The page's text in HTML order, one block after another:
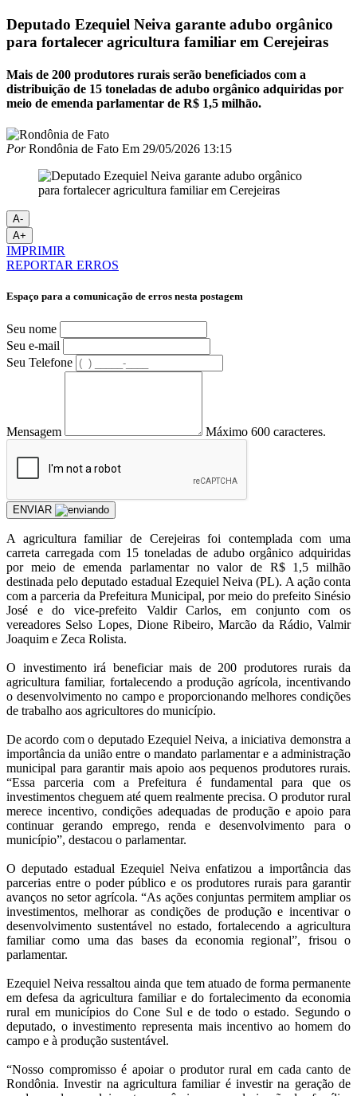
Deputado Ezequiel Neiva garante adubo orgânico
para fortalecer agricultura familiar em Cerejeiras
Mais de 200 produtores rurais serão beneficiados com a
distribuição de 15 toneladas de adubo orgânico adquiridas por
meio de emenda parlamentar de R$ 1,5 milhão.
PorRondônia de Fato Em 29/05/2026 13:15
A-
A+
IMPRIMIR
REPORTAR ERROS
Espaço para a comunicação de erros nesta postagem
Seu nome
Seu e-mail
Seu Telefone
Mensagem Máximo 600 caracteres.
ENVIAR
A agricultura familiar de Cerejeiras foi contemplada com uma
carreta carregada com 15 toneladas de adubo orgânico adquiridas
por meio de emenda parlamentar no valor de R$ 1,5 milhão
destinada pelo deputado estadual Ezequiel Neiva (PL). A ação conta
com a parceria da Prefeitura Municipal, por meio do prefeito Sinésio
José e do vice-prefeito Valdir Carlos, em conjunto com os
vereadores Selso Lopes, Dione Ribeiro, Marcão da Rádio, Valmir
Joaquim e Zeca Rolista.
O investimento irá beneficiar mais de 200 produtores rurais da
agricultura familiar, fortalecendo a produção agrícola, incentivando
o desenvolvimento no campo e proporcionando melhores condições
de trabalho aos agricultores do município.
De acordo com o deputado Ezequiel Neiva, a iniciativa demonstra a
importância da união entre o mandato parlamentar e a administração
municipal para garantir mais apoio aos pequenos produtores rurais.
“Essa parceria com a Prefeitura é fundamental para que os
investimentos cheguem até quem realmente precisa. O produtor rural
merece incentivo, condições adequadas de produção e apoio para
continuar gerando emprego, renda e desenvolvimento para o
município”, destacou o parlamentar.
O deputado estadual Ezequiel Neiva enfatizou a importância das
parcerias entre o poder público e os produtores rurais para garantir
avanços no setor agrícola. “As ações conjuntas permitem ampliar os
investimentos, melhorar as condições de produção e incentivar o
desenvolvimento sustentável no estado, fortalecendo a agricultura
familiar como uma das bases da economia regional”, frisou o
parlamentar.
Ezequiel Neiva ressaltou ainda que tem atuado de forma permanente
em defesa da agricultura familiar e do fortalecimento da economia
rural em municípios do Cone Sul e de todo o estado. Segundo o
deputado, o investimento representa mais incentivo ao homem do
campo e à produção sustentável.
“Nosso compromisso é apoiar o produtor rural em cada canto de
Rondônia. Investir na agricultura familiar é investir na geração de